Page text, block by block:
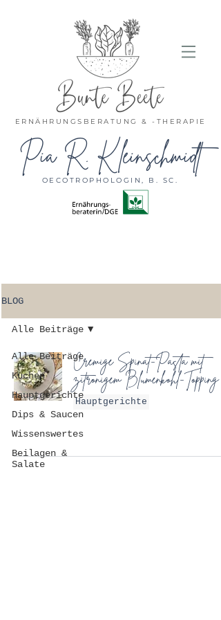
ERNÄHRUNGSBERATUNG & -THERAPIE
Pia R. Kleinschmidt
OECOTROPHOLOGIN, B. SC.
BLOG
Alle Beiträge
Kuchen
Hauptgerichte
Dips & Saucen
Wissenswertes
Beilagen &
Salate
Alle Beiträge
Cremige Spinat-Pasta mit
zitronigem Blumenkohl-Topping
Hauptgerichte